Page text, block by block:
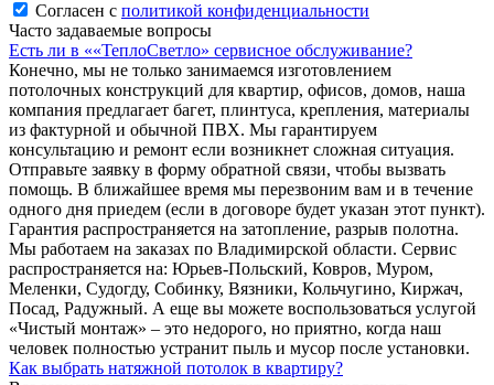
Согласен с политикой конфиденциальности
Часто задаваемые вопросы
Есть ли в ««ТеплоСветло» сервисное обслуживание?
Конечно, мы не только занимаемся изготовлением
потолочных конструкций для квартир, офисов, домов, наша
компания предлагает багет, плинтуса, крепления, материалы
из фактурной и обычной ПВХ. Мы гарантируем
консультацию и ремонт если возникнет сложная ситуация.
Отправьте заявку в форму обратной связи, чтобы вызвать
помощь. В ближайшее время мы перезвоним вам и в течение
одного дня приедем (если в договоре будет указан этот пункт).
Гарантия распространяется на затопление, разрыв полотна.
Мы работаем на заказах по Владимирской области. Сервис
распространяется на: Юрьев-Польский, Ковров, Муром,
Меленки, Судогду, Собинку, Вязники, Кольчугино, Киржач,
Посад, Радужный. А еще вы можете воспользоваться услугой
«Чистый монтаж» – это недорого, но приятно, когда наш
человек полностью устранит пыль и мусор после установки.
Как выбрать натяжной потолок в квартиру?